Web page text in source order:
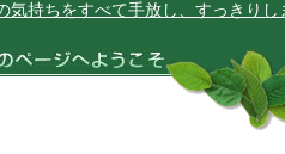
べて手放し、すっきりします★